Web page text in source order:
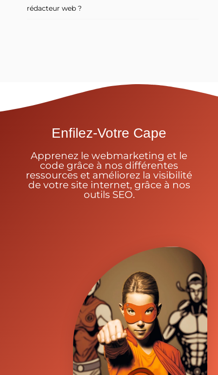
rédacteur web ?
Enfilez-Votre Cape
Apprenez le webmarketing et le
code grâce à nos différentes
ressources et améliorez la visibilité
de votre site internet, grâce à nos
outils SEO.